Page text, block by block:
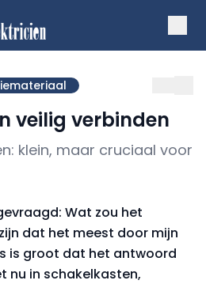
veilig verbinden
klein, maar cruciaal voor
Wat zou het
dat het meest door mijn
is groot dat het antwoord
nu in schakelkasten,